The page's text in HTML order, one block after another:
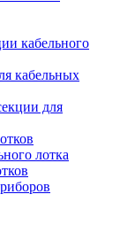
кабельного
кабельных
для
лотка